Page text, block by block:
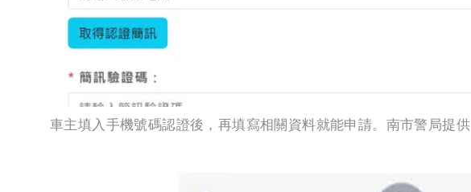
車主填入手機號碼認證後，再填寫相關資料就能申請。南市警局提供